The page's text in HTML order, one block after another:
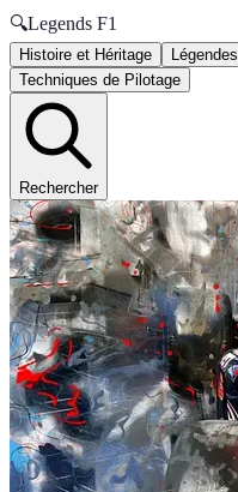
🔍Legends F1
Histoire et Héritage Légendes
Techniques de Pilotage
Rechercher